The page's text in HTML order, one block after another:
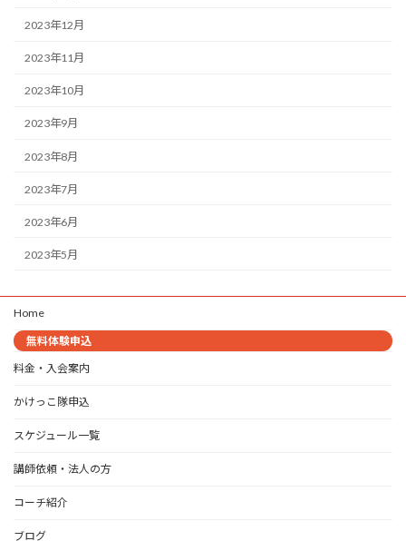
2023年12月
2023年11月
2023年10月
2023年9月
2023年8月
2023年7月
2023年6月
2023年5月
Home
無料体験申込
料金・入会案内
かけっこ隊申込
スケジュール一覧
講師依頼・法人の方
コーチ紹介
ブログ